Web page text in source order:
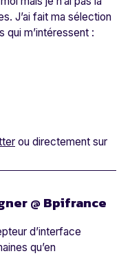
J’ai fait ma sélection
qui m’intéressent :
ou directement sur
@ Bpifrance
d’interface
qu’en